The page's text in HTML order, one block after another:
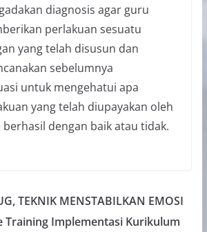
diagnosis agar guru
perlakuan sesuatu
yang telah disusun dan
sebelumnya
untuk mengehatui apa
yang telah diupayakan oleh
berhasil dengan baik atau tidak.
TEKNIK MENSTABILKAN EMOSI
Training Implementasi Kurikulum